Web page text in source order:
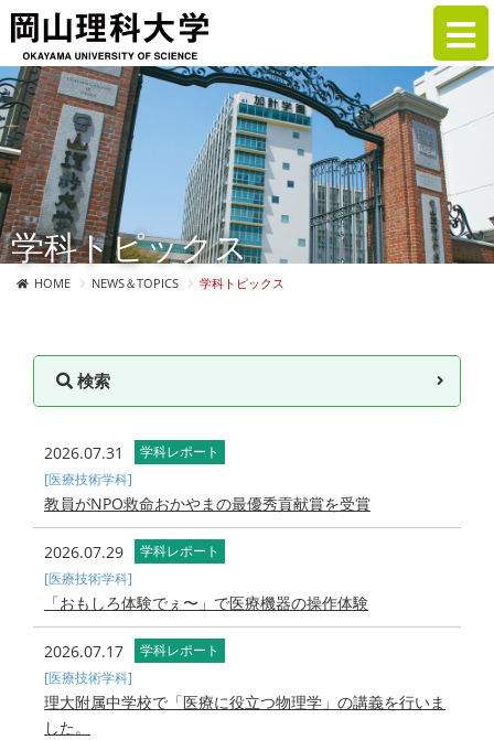
学科トピックス
HOME NEWS＆TOPICS 学科トピックス
検索
2026.07.31
学科レポート
[医療技術学科]
教員がNPO救命おかやまの最優秀貢献賞を受賞
2026.07.29
学科レポート
[医療技術学科]
「おもしろ体験でぇ〜」で医療機器の操作体験
2026.07.17
学科レポート
[医療技術学科]
理大附属中学校で「医療に役立つ物理学」の講義を行いま
した。